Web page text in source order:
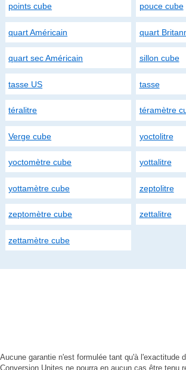
points cube pouce cube
quart Américain quart
quart sec Américain sillon cube
tasse US tasse
téralitre téramètre
Verge cube yoctolitre
yoctomètre cube yottalitre
yottamètre cube zeptolitre
zeptomètre cube zettalitre
zettamètre cube
Aucune garantie n'est formulée tant qu'à l'exactitude
Conversion Unites ne pourra en aucun cas être tenu